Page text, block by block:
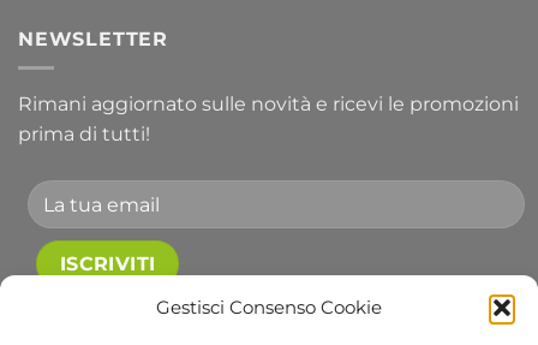
Gestisci Consenso Cookie
NEWSLETTER
Rimani aggiornato sulle novità e ricevi le promozioni
prima di tutti!
Accetto le condizioni generali e di ricevere le